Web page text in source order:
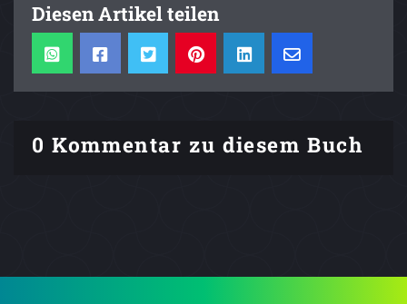
Diesen Artikel teilen
0 Kommentar zu diesem Buch